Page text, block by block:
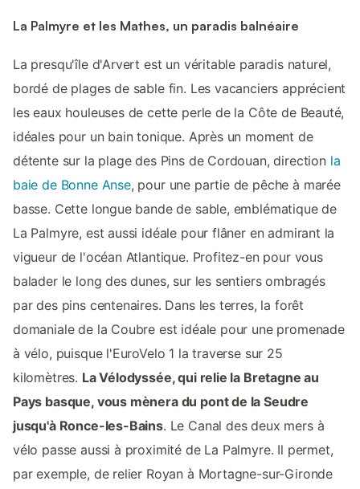
La Palmyre et les Mathes, un paradis balnéaire
La presqu'île d'Arvert est un véritable paradis naturel,
bordé de plages de sable fin. Les vacanciers apprécient
les eaux houleuses de cette perle de la Côte de Beauté,
idéales pour un bain tonique. Après un moment de
détente sur la plage des Pins de Cordouan, direction la
baie de Bonne Anse, pour une partie de pêche à marée
basse. Cette longue bande de sable, emblématique de
La Palmyre, est aussi idéale pour flâner en admirant la
vigueur de l'océan Atlantique. Profitez-en pour vous
balader le long des dunes, sur les sentiers ombragés
par des pins centenaires. Dans les terres, la forêt
domaniale de la Coubre est idéale pour une promenade
à vélo, puisque l'EuroVelo 1 la traverse sur 25
kilomètres. La Vélodyssée, qui relie la Bretagne au
Pays basque, vous mènera du pont de la Seudre
jusqu'à Ronce-les-Bains. Le Canal des deux mers à
vélo passe aussi à proximité de La Palmyre. Il permet,
par exemple, de relier Royan à Mortagne-sur-Gironde